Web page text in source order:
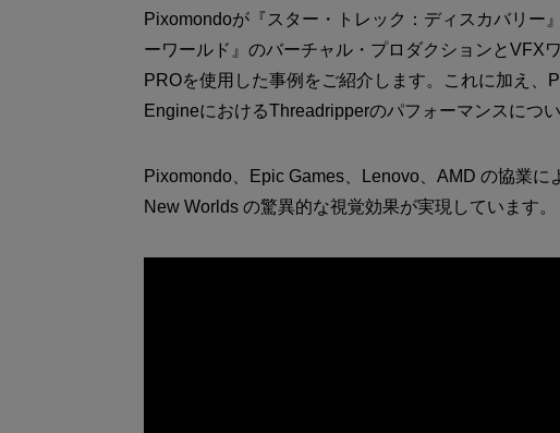
Pixomondoが『スター・トレック：ディスカバリー
ーワールド』のバーチャル・プロダクションと
PROを使用した事例をご紹介します。これに加え、
EngineにおけるThreadripperのパフォーマンスにつ
Pixomondo、Epic Games、Lenovo、AMD の協業に
New Worlds の驚異的な視覚効果が実現しています。